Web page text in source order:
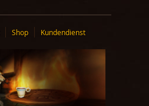
Shop Kundendienst